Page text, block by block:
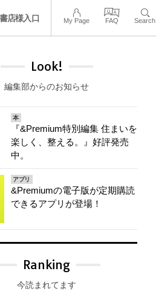
書店様入口 My Page FAQ Search
Look!
編集部からのお知らせ
本
『&Premium特別編集 住まいを
楽しく、整える。』好評発売
中。
アプリ
&Premiumの電子版が定期購読
できるアプリが登場！
Ranking
今読まれてます